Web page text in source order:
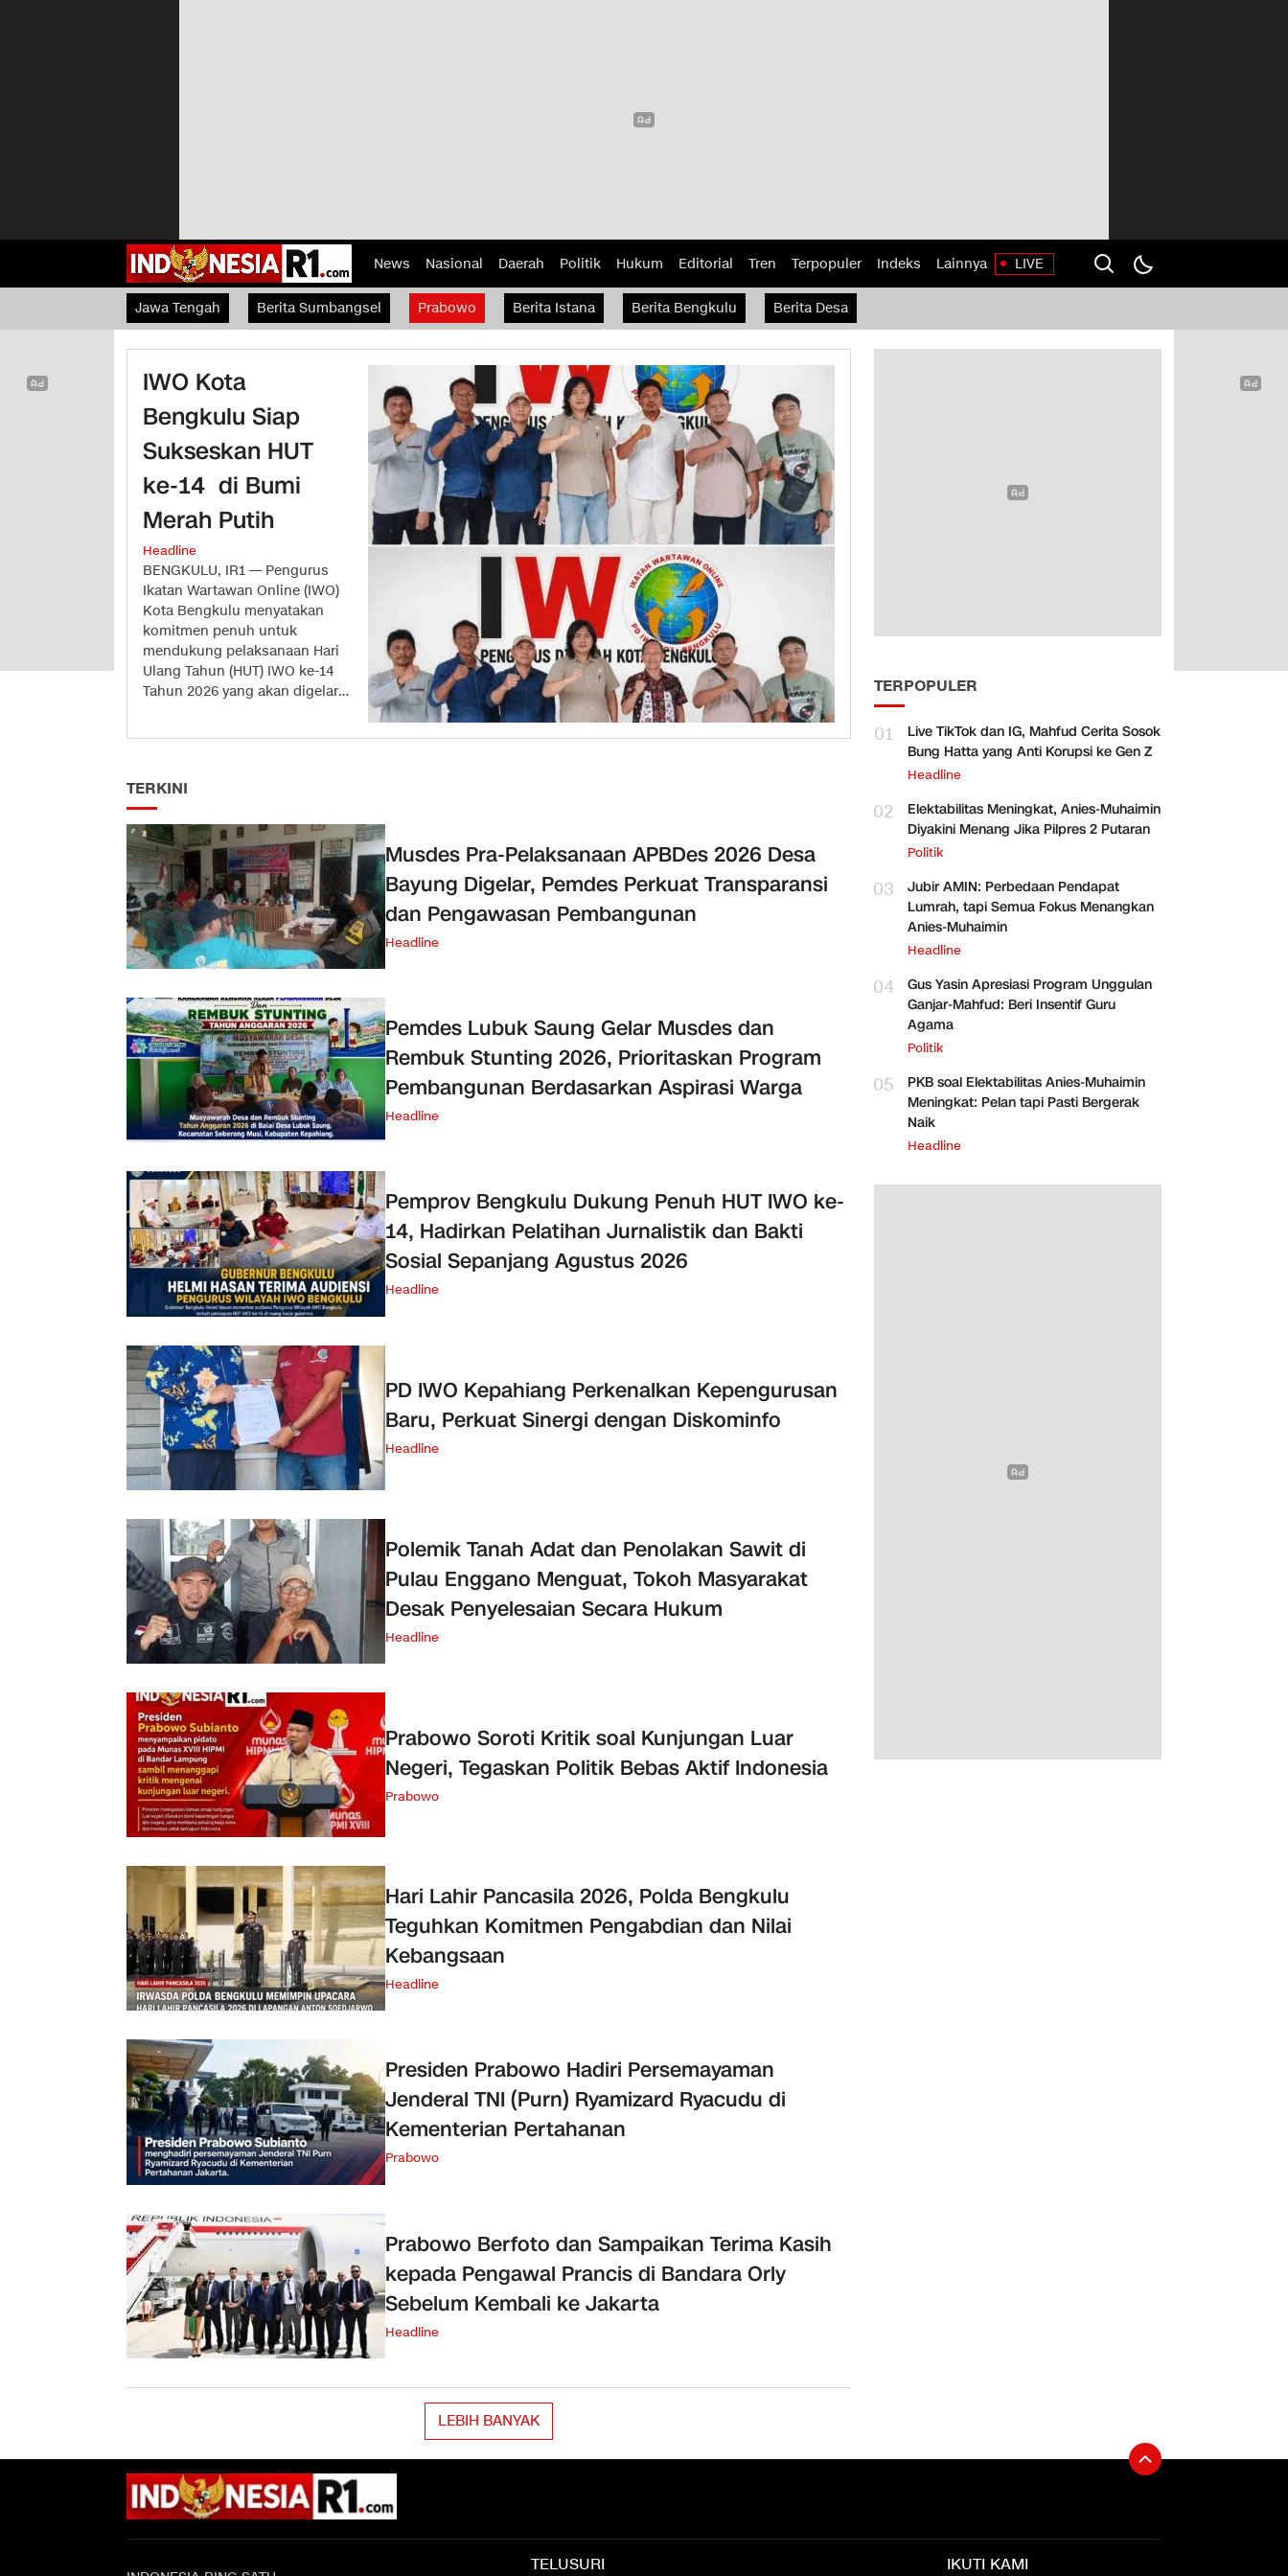
News Nasional Daerah Politik Hukum Editorial Tren Terpopuler Indeks Lainnya LIVE
Jawa Tengah Berita Sumbangsel Prabowo Berita Istana Berita Bengkulu Berita Desa
IWO Kota
Bengkulu Siap
Sukseskan HUT
ke-14 di Bumi
Merah Putih
Headline
BENGKULU, IR1 — Pengurus
Ikatan Wartawan Online (IWO)
Kota Bengkulu menyatakan
komitmen penuh untuk
mendukung pelaksanaan Hari
Ulang Tahun (HUT) IWO ke-14
Tahun 2026 yang akan digelar
Pengurus IWO Kota Bengkulu
saat melakukan koordinasi
dengan Ketua Pengurus
Wilayah (PW) IWO […]
TERKINI
Musdes Pra-Pelaksanaan APBDes 2026 Desa
Bayung Digelar, Pemdes Perkuat Transparansi
dan Pengawasan Pembangunan
Headline
Pemdes Lubuk Saung Gelar Musdes dan
Rembuk Stunting 2026, Prioritaskan Program
Pembangunan Berdasarkan Aspirasi Warga
Headline
Pemprov Bengkulu Dukung Penuh HUT IWO ke-
14, Hadirkan Pelatihan Jurnalistik dan Bakti
Sosial Sepanjang Agustus 2026
Headline
PD IWO Kepahiang Perkenalkan Kepengurusan
Baru, Perkuat Sinergi dengan Diskominfo
Headline
Polemik Tanah Adat dan Penolakan Sawit di
Pulau Enggano Menguat, Tokoh Masyarakat
Desak Penyelesaian Secara Hukum
Headline
Prabowo Soroti Kritik soal Kunjungan Luar
Negeri, Tegaskan Politik Bebas Aktif Indonesia
Prabowo
Hari Lahir Pancasila 2026, Polda Bengkulu
Teguhkan Komitmen Pengabdian dan Nilai
Kebangsaan
Headline
Presiden Prabowo Hadiri Persemayaman
Jenderal TNI (Purn) Ryamizard Ryacudu di
Kementerian Pertahanan
Prabowo
Prabowo Berfoto dan Sampaikan Terima Kasih
kepada Pengawal Prancis di Bandara Orly
Sebelum Kembali ke Jakarta
Headline
LEBIH BANYAK
TERPOPULER
01
Live TikTok dan IG, Mahfud Cerita Sosok
Bung Hatta yang Anti Korupsi ke Gen Z
Headline
02
Elektabilitas Meningkat, Anies-Muhaimin
Diyakini Menang Jika Pilpres 2 Putaran
Politik
03
Jubir AMIN: Perbedaan Pendapat
Lumrah, tapi Semua Fokus Menangkan
Anies-Muhaimin
Headline
04
Gus Yasin Apresiasi Program Unggulan
Ganjar-Mahfud: Beri Insentif Guru
Agama
Politik
05
PKB soal Elektabilitas Anies-Muhaimin
Meningkat: Pelan tapi Pasti Bergerak
Naik
Headline
TELUSURI IKUTI KAMI